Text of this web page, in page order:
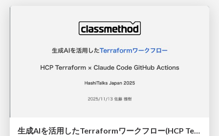
生成AIを活用したTerraformワークフロー(HCP Terraform × Claude Code)